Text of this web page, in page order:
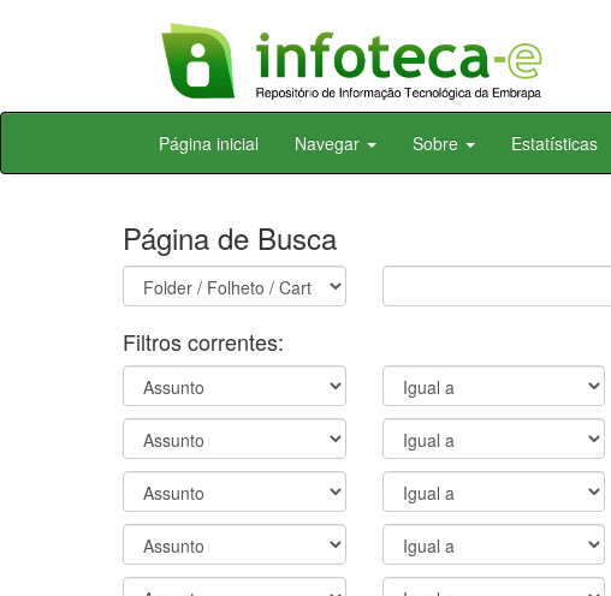
Skip
Página inicial Navegar Sobre Estatísticas
Página de Busca
Filtros correntes: